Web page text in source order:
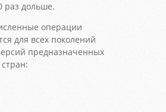
раз дольше.
операции
для всех поколений
предназначенных